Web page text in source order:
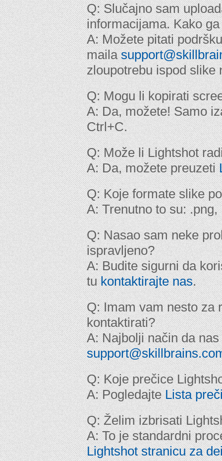
Q: Slučajno sam
informacijama. Kako
A: Možete pitati
maila
zloupotrebu ispod slike
Q: Mogu li kopirati
A: Da, možete! Samo
Ctrl+C.
Q: Može li Lightshot
A: Da, možete preuzeti
Q: Koje formate slike
A: Trenutno to su:
Q: Nasao sam neke
ispravljeno?
A: Budite sigurni da
tukontaktirajte nas.
Q: Imam vam nesto za
kontaktirati?
A: Najbolji način da
Q: Koje prečice
A: PogledajteLista
Q: Želim izbrisati
A: To je standardni
Lightshot stranicu za